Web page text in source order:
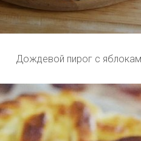
Дождевой пирог с